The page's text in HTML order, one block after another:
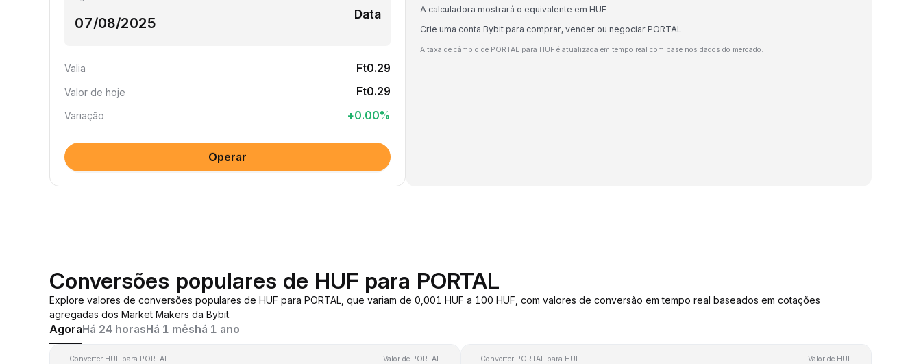
Data
Valia Ft0.29
Valor de hoje Ft0.29
Variação +0.00%
Operar
A calculadora mostrará o equivalente em HUF
Crie uma conta Bybit para comprar, vender ou negociar PORTAL
A taxa de câmbio de PORTAL para HUF é atualizada em tempo real com base nos dados do mercado.
Conversões populares de HUF para PORTAL
Explore valores de conversões populares de HUF para PORTAL, que variam de 0,001 HUF a 100 HUF, com valores de conversão em tempo real baseados em cotações
agregadas dos Market Makers da Bybit.
AgoraHá 24 horasHá 1 mêshá 1 ano
Converter HUF para PORTAL Valor de PORTAL Converter PORTAL para HUF Valor de HUF